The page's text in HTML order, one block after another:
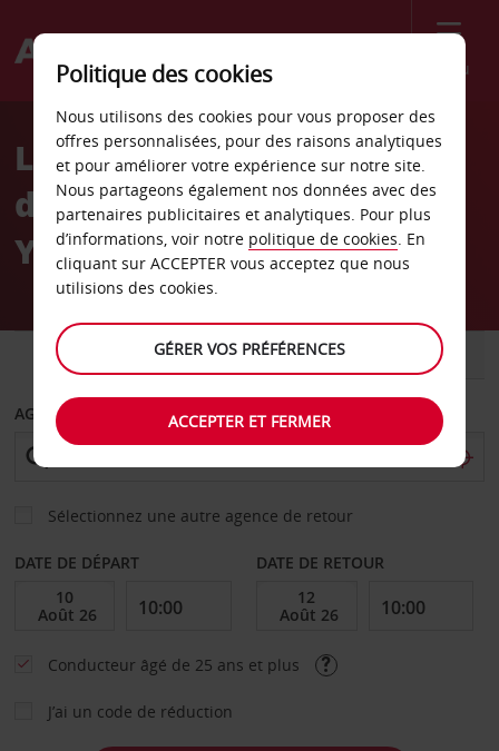
Menu
Welcome
AvisLocation de voiture Gare
de Saint-Quentin-en-
Yvelines
UTILITAIRE
AGENCE DE DÉPART
Sélectionnez une autre agence de retour
DATE DE DÉPART DATE DE RETOUR
Conducteur âgé de 25 ans et plus
J’ai un code de réduction
Politique des cookies
Nous utilisons des cookies pour vous proposer des
offres personnalisées, pour des raisons analytiques
et pour améliorer votre expérience sur notre site.
Nous partageons également nos données avec des
partenaires publicitaires et analytiques. Pour plus
d’informations, voir notre politique de cookies. En
cliquant sur ACCEPTER vous acceptez que nous
utilisions des cookies.
GÉRER VOS PRÉFÉRENCES
ACCEPTER ET FERMER